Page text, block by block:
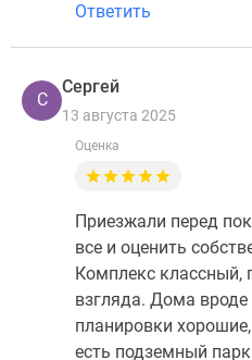
Ответить
С
Сергей
13 августа 2025
Оценка
Приезжали перед
все и оценить
Комплекс классный,
взгляда. Дома вроде
планировки
есть подземный